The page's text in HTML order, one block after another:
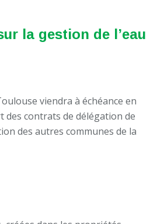
la gestion de l’eau
viendra à échéance en
des contrats de délégation de
des autres communes de la